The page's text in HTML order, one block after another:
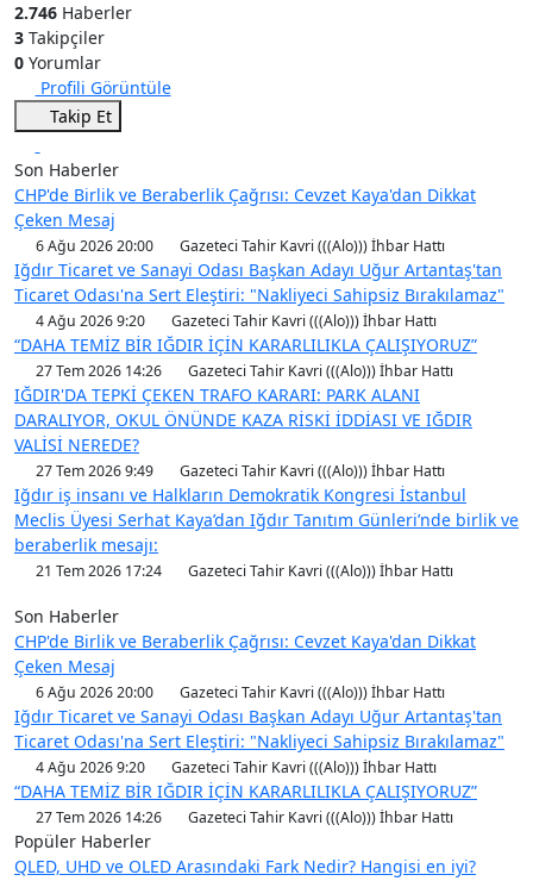
2.746 Haberler
3 Takipçiler
0 Yorumlar
Profili Görüntüle
Takip Et
Son Haberler
CHP'de Birlik ve Beraberlik Çağrısı: Cevzet Kaya'dan Dikkat
Çeken Mesaj
6 Ağu 2026 20:00 Gazeteci Tahir Kavri (((Alo))) İhbar Hattı
Iğdır Ticaret ve Sanayi Odası Başkan Adayı Uğur Artantaş'tan
Ticaret Odası'na Sert Eleştiri: "Nakliyeci Sahipsiz Bırakılamaz"
4 Ağu 2026 9:20 Gazeteci Tahir Kavri (((Alo))) İhbar Hattı
“DAHA TEMİZ BİR IĞDIR İÇİN KARARLILIKLA ÇALIŞIYORUZ”
27 Tem 2026 14:26 Gazeteci Tahir Kavri (((Alo))) İhbar Hattı
IĞDIR'DA TEPKİ ÇEKEN TRAFO KARARI: PARK ALANI
DARALIYOR, OKUL ÖNÜNDE KAZA RİSKİ İDDİASI VE IĞDIR
VALİSİ NEREDE?
27 Tem 2026 9:49 Gazeteci Tahir Kavri (((Alo))) İhbar Hattı
Iğdır iş insanı ve Halkların Demokratik Kongresi İstanbul
Meclis Üyesi Serhat Kaya’dan Iğdır Tanıtım Günleri’nde birlik ve
beraberlik mesajı:
21 Tem 2026 17:24 Gazeteci Tahir Kavri (((Alo))) İhbar Hattı
Son Haberler
CHP'de Birlik ve Beraberlik Çağrısı: Cevzet Kaya'dan Dikkat
Çeken Mesaj
6 Ağu 2026 20:00 Gazeteci Tahir Kavri (((Alo))) İhbar Hattı
Iğdır Ticaret ve Sanayi Odası Başkan Adayı Uğur Artantaş'tan
Ticaret Odası'na Sert Eleştiri: "Nakliyeci Sahipsiz Bırakılamaz"
4 Ağu 2026 9:20 Gazeteci Tahir Kavri (((Alo))) İhbar Hattı
“DAHA TEMİZ BİR IĞDIR İÇİN KARARLILIKLA ÇALIŞIYORUZ”
27 Tem 2026 14:26 Gazeteci Tahir Kavri (((Alo))) İhbar Hattı
Popüler Haberler
QLED, UHD ve OLED Arasındaki Fark Nedir? Hangisi en iyi?